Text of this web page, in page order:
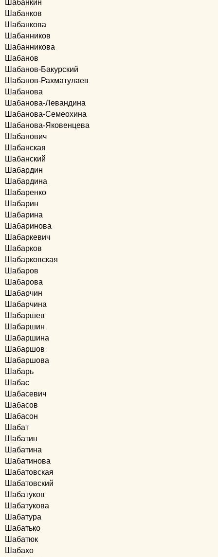
Шабанкин
Шабанков
Шабанкова
Шабанников
Шабанникова
Шабанов
Шабанов-Бакурский
Шабанов-Рахматулаев
Шабанова
Шабанова-Левандина
Шабанова-Семеохина
Шабанова-Яковенцева
Шабанович
Шабанская
Шабанский
Шабардин
Шабардина
Шабаренко
Шабарин
Шабарина
Шабаринова
Шабаркевич
Шабарков
Шабарковская
Шабаров
Шабарова
Шабарчин
Шабарчина
Шабаршев
Шабаршин
Шабаршина
Шабаршов
Шабаршова
Шабарь
Шабас
Шабасевич
Шабасов
Шабасон
Шабат
Шабатин
Шабатина
Шабатинова
Шабатовская
Шабатовский
Шабатуков
Шабатукова
Шабатура
Шабатько
Шабатюк
Шабахо